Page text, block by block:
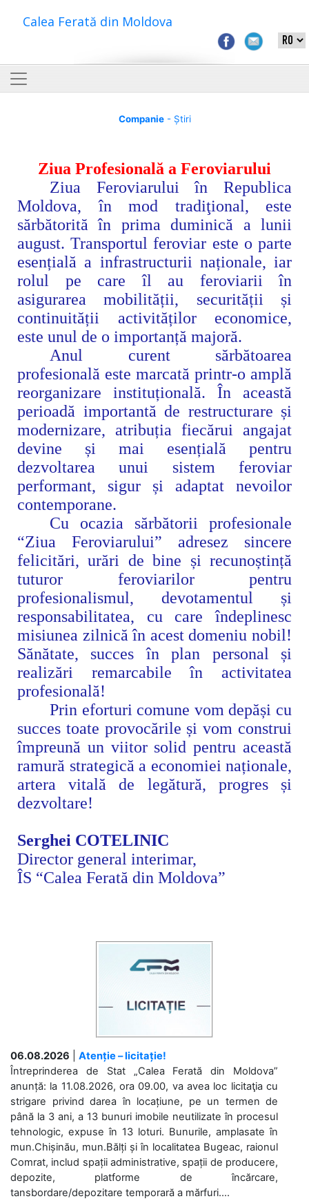
Calea Ferată din Moldova
Companie- Știri
Ziua Profesională a Feroviarului
Ziua Feroviarului în Republica
Moldova, în mod tradiţional, este
sărbătorită în prima duminică a lunii
august.Transportul feroviar este o parte
esențială a infrastructurii naționale, iar
rolul pe care îl au feroviarii în
asigurarea mobilității, securității și
continuității activităților economice,
este unul de o importanță majoră.
Anul curent sărbătoarea
profesională este marcată printr-o amplă
reorganizare instituțională. În această
perioadă importantă de restructurare și
modernizare, atribuția fiecărui angajat
devine și mai esențială pentru
dezvoltarea unui sistem feroviar
performant, sigur și adaptat nevoilor
contemporane.
Cu ocazia sărbătorii profesionale
“Ziua Feroviarului” adresez sincere
felicitări, urări de bine și recunoștință
tuturor feroviarilor pentru
profesionalismul, devotamentul și
responsabilitatea, cu care îndeplinesc
misiunea zilnică în acest domeniu nobil!
Sănătate, succes în plan personal și
realizări remarcabileîn activitatea
profesională!
Prin eforturi comune vom depăși cu
succes toate provocările și vom construi
împreună un viitor solid pentru această
ramură strategică a economiei naționale,
artera vitală de legătură, progres și
dezvoltare!
Serghei COTELINIC
Director general interimar,
ÎS “Calea Ferată din Moldova”
06.08.2026
Atenție – licitație!
Întreprinderea de Stat „Calea Ferată din Moldova”
anunță: la 11.08.2026, ora 09.00, va avea loc licitaţia cu
strigare privind darea în locațiune, pe un termen de
până la 3 ani, a 13 bunuri imobile neutilizate în procesul
tehnologic, expuse în 13 loturi. Bunurile, amplasate în
mun.Chișinău, mun.Bălți și în localitatea Bugeac, raionul
Comrat, includ spații administrative, spații de producere,
depozite, platforme de încărcare,
tansbordare/depozitare temporară a mărfuri....